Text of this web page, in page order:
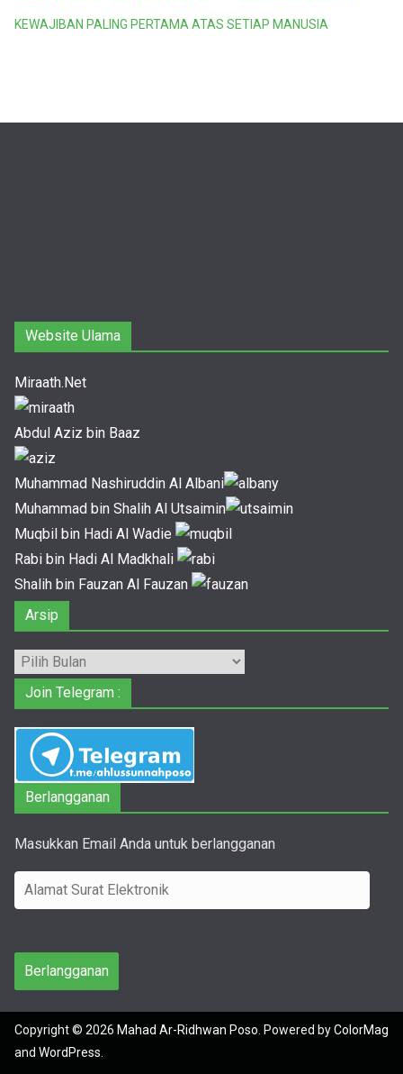
KEWAJIBAN PALING PERTAMA ATAS SETIAP MANUSIA
Website Ulama
Miraath.Net
Abdul Aziz bin Baaz
Muhammad Nashiruddin Al Albani
Muhammad bin Shalih Al Utsaimin
Muqbil bin Hadi Al Wadie
Rabi bin Hadi Al Madkhali
Shalih bin Fauzan Al Fauzan
Arsip
Arsip
Join Telegram :
Berlangganan
Masukkan Email Anda untuk berlangganan
l
m
t
S
u
Berlangganan
Copyright © 2026 Mahad Ar-Ridhwan Poso . Powered byColorMag
and WordPress